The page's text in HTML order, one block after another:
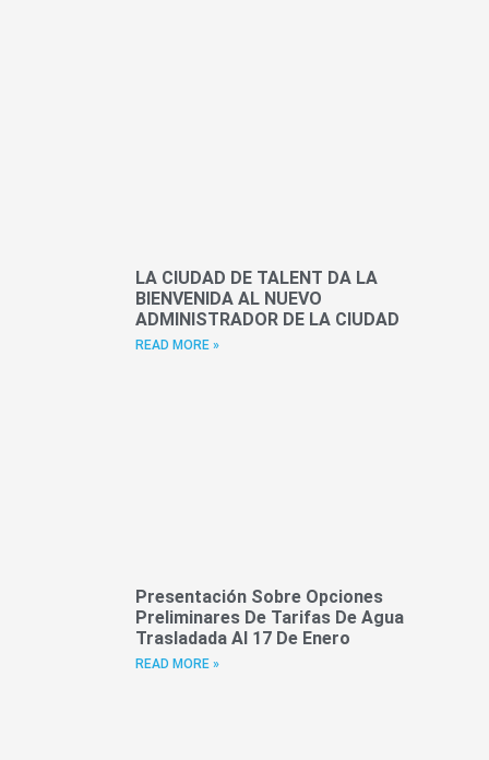
LA CIUDAD DE TALENT DA LA
BIENVENIDA AL NUEVO
ADMINISTRADOR DE LA CIUDAD
READ MORE »
Presentación Sobre Opciones
Preliminares De Tarifas De Agua
Trasladada Al 17 De Enero
READ MORE »